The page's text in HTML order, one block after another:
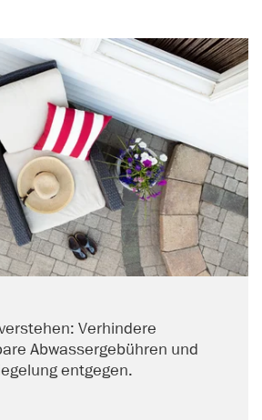
Verhindere
Abwassergebühren und
entgegen.